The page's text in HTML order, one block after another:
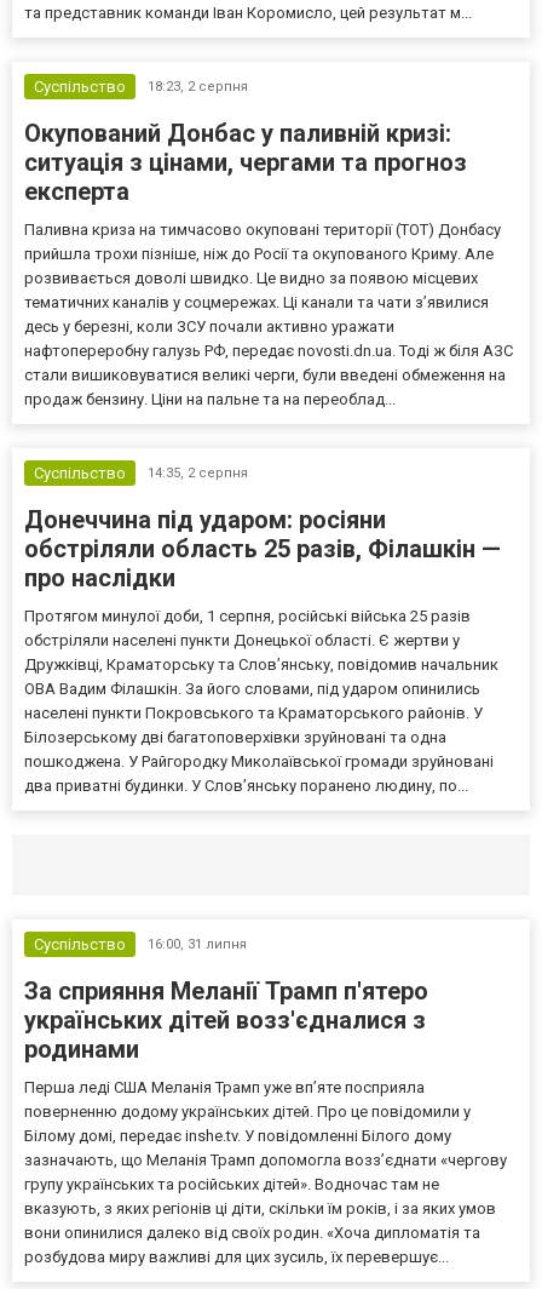
та представник команди Іван Коромисло, цей результат м...
Суспільство 18:23, 2 серпня
Окупований Донбас у паливній кризі:
ситуація з цінами, чергами та прогноз
експерта
Паливна криза на тимчасово окуповані території (ТОТ) Донбасу
прийшла трохи пізніше, ніж до Росії та окупованого Криму. Але
розвивається доволі швидко. Це видно за появою місцевих
тематичних каналів у соцмережах. Ці канали та чати з’явилися
десь у березні, коли ЗСУ почали активно уражати
нафтопереробну галузь РФ, передає novosti.dn.ua. Тоді ж біля АЗС
стали вишиковуватися великі черги, були введені обмеження на
продаж бензину. Ціни на пальне та на переоблад...
Суспільство 14:35, 2 серпня
Донеччина під ударом: росіяни
обстріляли область 25 разів, Філашкін —
про наслідки
Протягом минулої доби, 1 серпня, російські війська 25 разів
обстріляли населені пункти Донецької області. Є жертви у
Дружківці, Краматорську та Слов’янську, повідомив начальник
ОВА Вадим Філашкін. За його словами, під ударом опинились
населені пункти Покровського та Краматорського районів. У
Білозерському дві багатоповерхівки зруйновані та одна
пошкоджена. У Райгородку Миколаївської громади зруйновані
два приватні будинки. У Слов’янську поранено людину, по...
Суспільство 16:00, 31 липня
За сприяння Меланії Трамп п'ятеро
українських дітей возз'єдналися з
родинами
Перша леді США Меланія Трамп уже впʼяте посприяла
поверненню додому українських дітей. Про це повідомили у
Білому домі, передає inshe.tv. У повідомленні Білого дому
зазначають, що Меланія Трамп допомогла возз’єднати «чергову
групу українських та російських дітей». Водночас там не
вказують, з яких регіонів ці діти, скільки їм років, і за яких умов
вони опинилися далеко від своїх родин. «Хоча дипломатія та
розбудова миру важливі для цих зусиль, їх перевершує...